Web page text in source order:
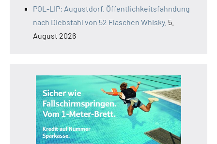
POL-LIP: Augustdorf. Öffentlichkeitsfahndung
nach Diebstahl von 52 Flaschen Whisky. 5.
August 2026